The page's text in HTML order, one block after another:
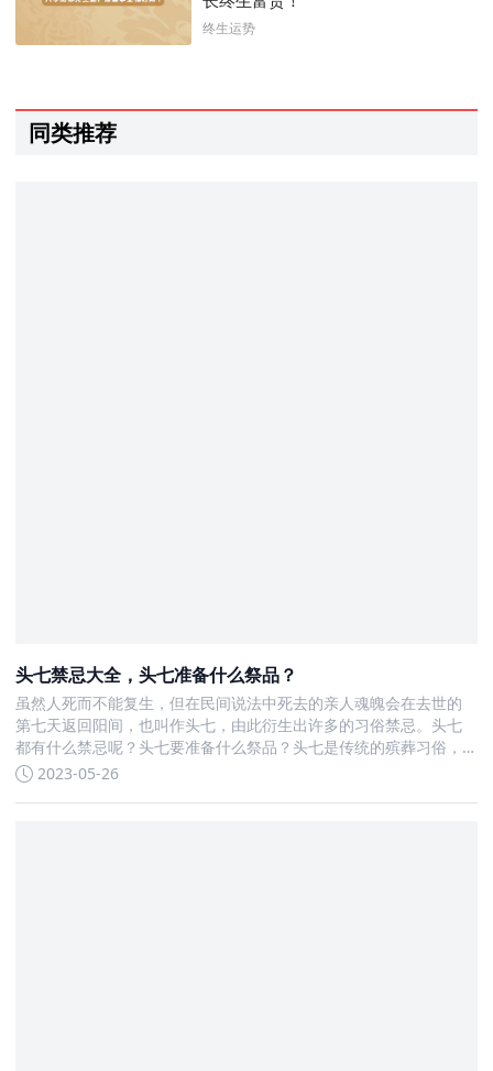
终生运势
同类推荐
头七禁忌大全，头七准备什么祭品？
虽然人死而不能复生，但在民间说法中死去的亲人魂魄会在去世的
第七天返回阳间，也叫作头七，由此衍生出许多的习俗禁忌。头七
都有什么禁忌呢？头七要准备什么祭品？头七是传统的殡葬习俗，
人们认为人死后会在头七“返家”，因而备受人看重，来了解更多精彩
2023-05-26